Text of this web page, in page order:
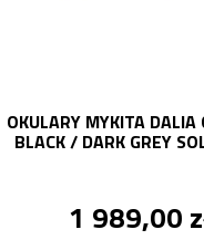
OKULARY MYKITA DALIA
BLACK / DARK GREY
1 989,00